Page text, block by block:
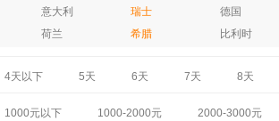
意大利 瑞士 德国
荷兰 希腊 比利时
4天以下 5天 6天 7天 8天
1000元以下 1000-2000元 2000-3000元